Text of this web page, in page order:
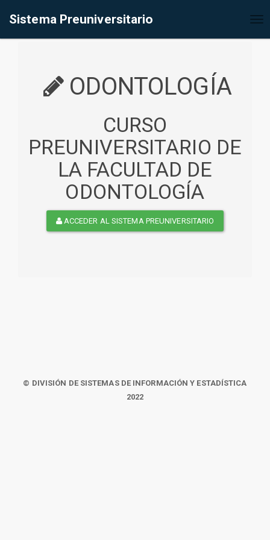
Sistema Preuniversitario
ODONTOLOGÍA
CURSO
PREUNIVERSITARIO DE
LA FACULTAD DE
ODONTOLOGÍA
ACCEDER AL SISTEMA PREUNIVERSITARIO
© DIVISIÓN DE SISTEMAS DE INFORMACIÓN Y ESTADÍSTICA
2022